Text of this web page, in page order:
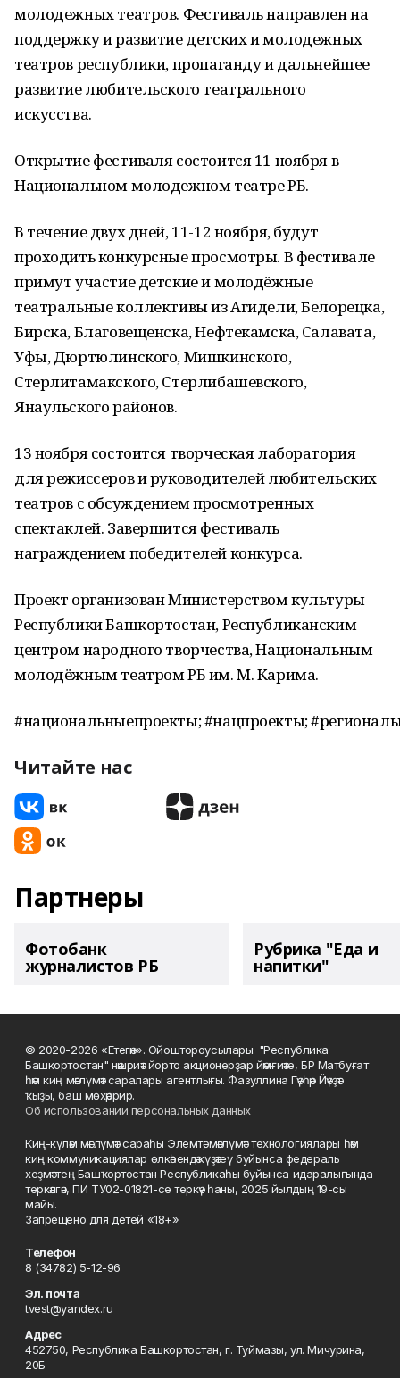
молодежных театров. Фестиваль направлен на
поддержку и развитие детских и молодежных
театров республики, пропаганду и дальнейшее
развитие любительского театрального
искусства.
Открытие фестиваля состоится 11 ноября в
Национальном молодежном театре РБ.
В течение двух дней, 11-12 ноября, будут
проходить конкурсные просмотры. В фестивале
примут участие детские и молодёжные
театральные коллективы из Агидели, Белорецка,
Бирска, Благовещенска, Нефтекамска, Салавата,
Уфы, Дюртюлинского, Мишкинского,
Стерлитамакского, Стерлибашевского,
Янаульского районов.
13 ноября состоится творческая лаборатория
для режиссеров и руководителей любительских
театров с обсуждением просмотренных
спектаклей. Завершится фестиваль
награждением победителей конкурса.
Проект организован Министерством культуры
Республики Башкортостан, Республиканским
центром народного творчества, Национальным
молодёжным театром РБ им. М. Карима.
#национальныепроекты; #нацпроекты;
Читайте нас
Партнеры
Фотобанк
журналистов РБ
Рубрика "Еда и
напитки"
© 2020-2026 «Етегән». Ойоштороусылары: "Республика
Башкортостан" нәшриәт йорто акционерҙар йәмғиәте, БР Матбуғат
һәм киң мәғлүмәт саралары агентлығы. Фазуллина Гәүһәр Йәүҙәт
ҡыҙы, баш мөхәррир.
Об использовании персональных данных
Киң-күләм мәғлүмәт сараһы Элемтә, мәғлүмәт технологиялары һәм
киң коммуникациялар өлкәһендә күҙәтеү буйынса федераль
хеҙмәттең Башҡортостан Республикаһы буйынса идаралығында
теркәлгән, ПИ ТУ02-01821-се теркәү һаны, 2025 йылдың 19-сы
майы.
Запрещено для детей «18+»
Телефон
8 (34782) 5-12-96
Эл. почта
tvest@yandex.ru
Адрес
452750, Республика Башкортостан, г. Туймазы, ул. Мичурина,
20Б